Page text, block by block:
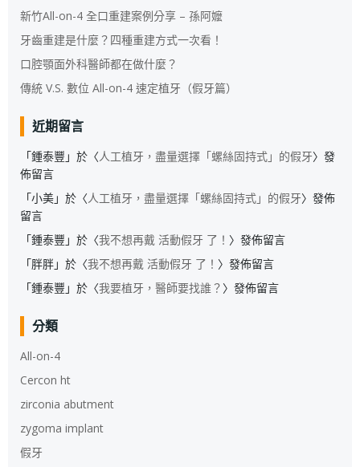
新竹All-on-4 全口重建案例分享 – 孫阿嬤
牙齒重建是什麼？四種重建方式一次看！
口腔顎面外科醫師都在做什麼？
傳統 V.S. 數位 All-on-4 速定植牙（假牙篇）
近期留言
「鍾泰豐 」於〈人工植牙，盡量選擇「螺絲固持式」的假牙〉發
佈留言
「小美」於〈人工植牙，盡量選擇「螺絲固持式」的假牙〉發佈
留言
「鍾泰豐 」於〈我不想再戴 活動假牙 了！ 〉發佈留言
「胖胖」於〈我不想再戴 活動假牙 了！ 〉發佈留言
「鍾泰豐 」於〈我要植牙，醫師要找誰？ 〉發佈留言
分類
All-on-4
Cercon ht
zirconia abutment
zygoma implant
假牙